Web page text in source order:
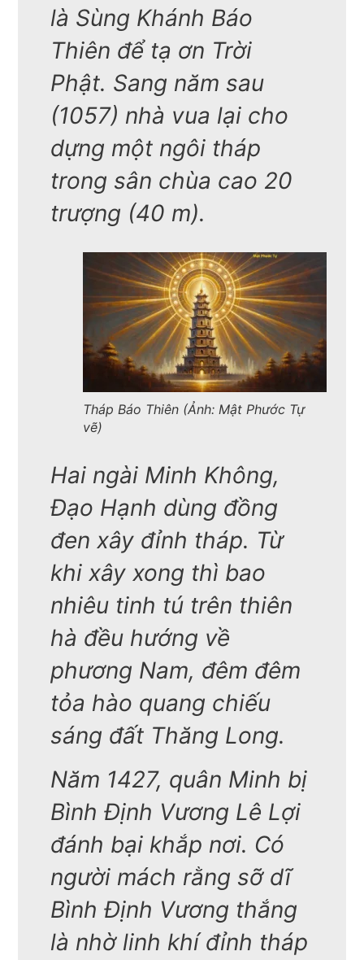
là Sùng Khánh Báo
Thiên để tạ ơn Trời
Phật. Sang năm sau
(1057) nhà vua lại cho
dựng một ngôi tháp
trong sân chùa cao 20
trượng (40 m).
Tháp Báo Thiên (Ảnh: Mật Phước Tự
vẽ)
Hai ngài Minh Không,
Đạo Hạnh dùng đồng
đen xây đỉnh tháp. Từ
khi xây xong thì bao
nhiêu tinh tú trên thiên
hà đều hướng về
phương Nam, đêm đêm
tỏa hào quang chiếu
sáng đất Thăng Long.
Năm 1427, quân Minh bị
Bình Định Vương Lê Lợi
đánh bại khắp nơi. Có
người mách rằng sỡ dĩ
Bình Định Vương thắng
là nhờ linh khí đỉnh tháp